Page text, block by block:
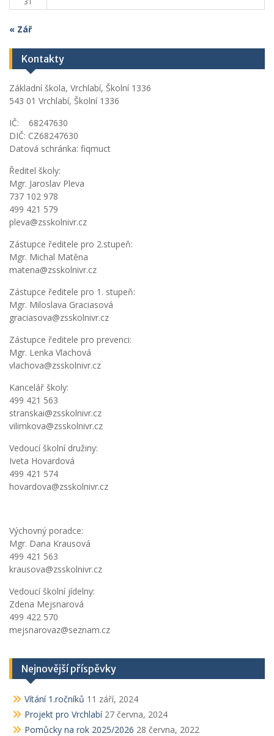
« Zář
Kontakty
Základní škola, Vrchlabí, Školní 1336
543 01 Vrchlabí, Školní 1336
IČ: 68247630
DIČ: CZ68247630
Datová schránka: fiqmuct
Ředitel školy:
Mgr. Jaroslav Pleva
737 102 978
499 421 579
pleva@zsskolnivr.cz
Zástupce ředitele pro 2.stupeň:
Mgr. Michal Matěna
matena@zsskolnivr.cz
Zástupce ředitele pro 1. stupeň:
Mgr. Miloslava Graciasová
graciasova@zsskolnivr.cz
Zástupce ředitele pro prevenci:
Mgr. Lenka Vlachová
vlachova@zsskolnivr.cz
Kancelář školy:
499 421 563
stranskai@zsskolnivr.cz
vilimkova@zsskolnivr.cz
Vedoucí školní družiny:
Iveta Hovardová
499 421 574
hovardova@zsskolnivr.cz
Výchovný poradce:
Mgr. Dana Krausová
499 421 563
krausova@zsskolnivr.cz
Vedoucí školní jídelny:
Zdena Mejsnarová
499 422 570
mejsnarovaz@seznam.cz
Nejnovější příspěvky
Vítání 1.ročníků 11 září, 2024
Projekt pro Vrchlabí 27 června, 2024
Pomůcky na rok 2025/2026 28 června, 2022